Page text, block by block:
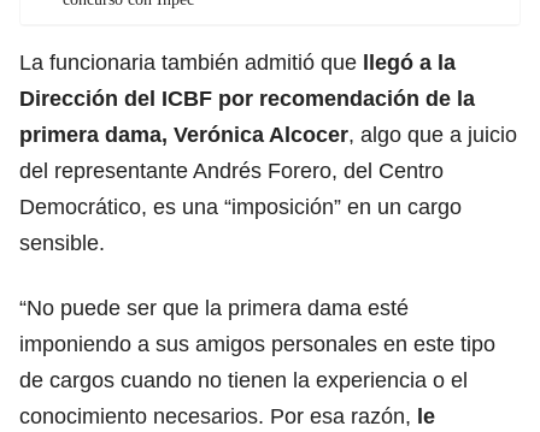
La funcionaria también admitió que llegó a la
Dirección del ICBF por recomendación de la
primera dama, Verónica Alcocer, algo que a juicio
del representante Andrés Forero, del Centro
Democrático, es una “imposición” en un cargo
sensible.
“No puede ser que la primera dama esté
imponiendo a sus amigos personales en este tipo
de cargos cuando no tienen la experiencia o el
conocimiento necesarios. Por esa razón, le